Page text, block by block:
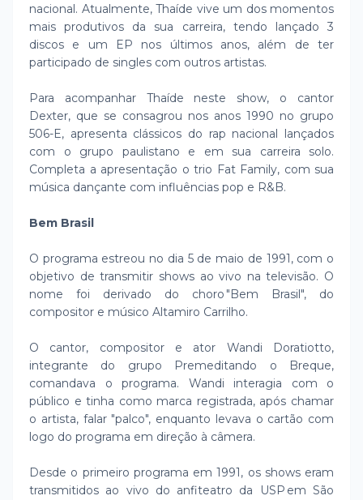
nacional. Atualmente, Thaíde vive um dos momentos
mais produtivos da sua carreira, tendo lançado 3
discos e um EP nos últimos anos, além de ter
participado de singles com outros artistas.
Para acompanhar Thaíde neste show, o cantor
Dexter, que se consagrou nos anos 1990 no grupo
506-E, apresenta clássicos do rap nacional lançados
com o grupo paulistano e em sua carreira solo.
Completa a apresentação o trio Fat Family, com sua
música dançante com influências pop e R&B.
Bem Brasil
O programa estreou no dia 5 de maio de 1991, com o
objetivo de transmitir shows ao vivo na televisão. O
nome foi derivado do choro "Bem Brasil", do
compositor e músico Altamiro Carrilho.
O cantor, compositor e ator Wandi Doratiotto,
integrante do grupo Premeditando o Breque,
comandava o programa. Wandi interagia com o
público e tinha como marca registrada, após chamar
o artista, falar "palco", enquanto levava o cartão com
logo do programa em direção à câmera.
Desde o primeiro programa em 1991, os shows eram
transmitidos ao vivo do anfiteatro da USP em São